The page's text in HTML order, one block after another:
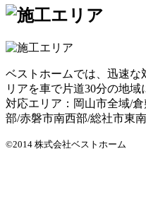
ベストホームでは、迅速な
リアを車で片道30分の地域
対応エリア：岡山市全域/
部/赤磐市南西部/総社市東
©2014 株式会社ベストホーム